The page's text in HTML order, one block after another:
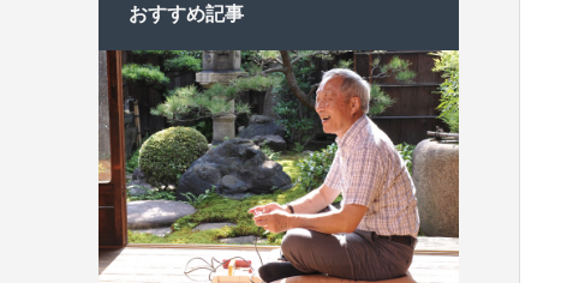
おすすめ記事